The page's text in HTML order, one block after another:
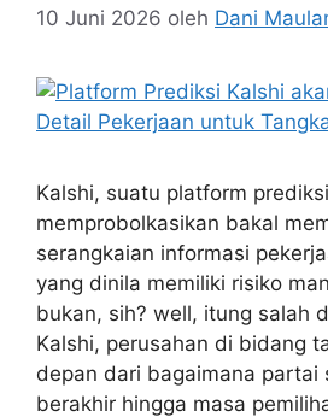
10 Juni 2026 oleh Dani
Kalshi, suatu platform prediksi
memprobolkasikan bakal
serangkaian informasi
yang dinila memiliki risiko
bukan, sih? well, itung salah
Kalshi, perusahan di bidang
depan dari bagaimana partai
berakhir hingga masa